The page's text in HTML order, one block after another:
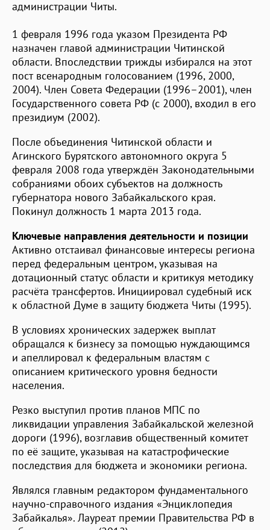
администрации Читы.
1 февраля 1996 года указом Президента РФ
назначен главой администрации Читинской
области. Впоследствии трижды избирался на этот
пост всенародным голосованием (1996, 2000,
2004). Член Совета Федерации (1996–2001), член
Государственного совета РФ (с 2000), входил в его
президиум (2002).
После объединения Читинской области и
Агинского Бурятского автономного округа 5
февраля 2008 года утверждён Законодательными
собраниями обоих субъектов на должность
губернатора нового Забайкальского края.
Покинул должность 1 марта 2013 года.
Ключевые направления деятельности и позиции
Активно отстаивал финансовые интересы региона
перед федеральным центром, указывая на
дотационный статус области и критикуя методику
расчёта трансфертов. Инициировал судебный иск
к областной Думе в защиту бюджета Читы (1995).
В условиях хронических задержек выплат
обращался к бизнесу за помощью нуждающимся
и апеллировал к федеральным властям с
описанием критического уровня бедности
населения.
Резко выступил против планов МПС по
ликвидации управления Забайкальской железной
дороги (1996), возглавив общественный комитет
по её защите, указывая на катастрофические
последствия для бюджета и экономики региона.
Являлся главным редактором фундаментального
научно-справочного издания «Энциклопедия
Забайкалья». Лауреат премии Правительства РФ в